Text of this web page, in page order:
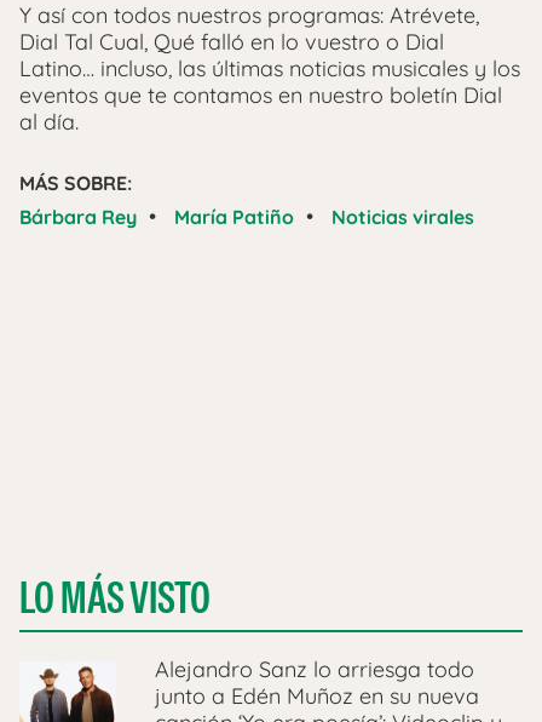
Y así con todos nuestros programas: Atrévete,
Dial Tal Cual, Qué falló en lo vuestro o Dial
Latino… incluso, las últimas noticias musicales y los
eventos que te contamos en nuestro boletín Dial
al día.
MÁS SOBRE:
Bárbara Rey • María Patiño • Noticias virales
LO MÁS VISTO
Alejandro Sanz lo arriesga todo
junto a Edén Muñoz en su nueva